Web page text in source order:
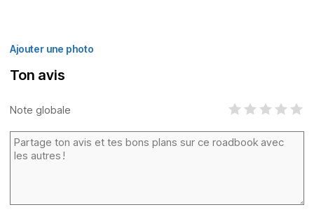
Ajouter une photo
Ton avis
Note globale